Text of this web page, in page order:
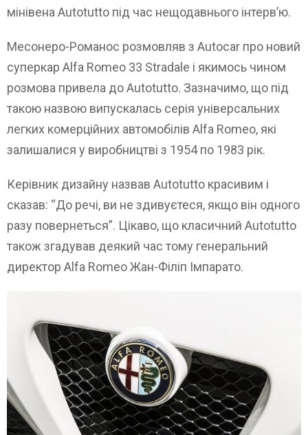
мінівена Autotutto під час нещодавнього інтерв’ю.
Месонеро-Романос розмовляв з Autocar про новий
суперкар Alfa Romeo 33 Stradale і якимось чином
розмова привела до Autotutto. Зазначимо, що під
такою назвою випускалась серія універсальних
легких комерційних автомобілів Alfa Romeo, які
залишалися у виробництві з 1954 по 1983 рік.
Керівник дизайну назвав Autotutto красивим і
сказав: “До речі, ви не здивуєтеся, якщо він одного
разу повернеться”. Цікаво, що класичний Autotutto
також згадував деякий час тому генеральний
директор Alfa Romeo Жан-Філіп Імпарато.